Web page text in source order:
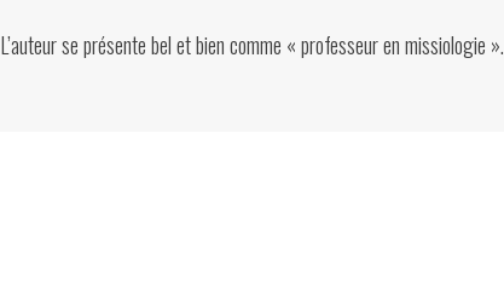
L’auteur se présente bel et bien comme « professeur en missiologie ».